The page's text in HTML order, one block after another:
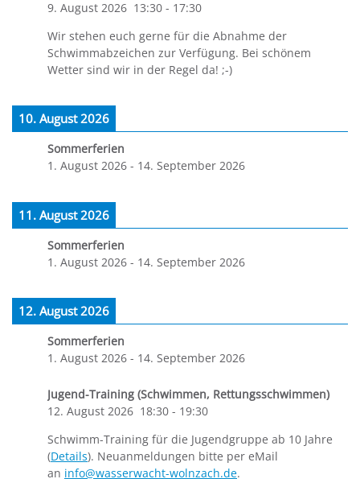
9. August 2026 13:30 - 17:30
Wir stehen euch gerne für die Abnahme der
Schwimmabzeichen zur Verfügung. Bei schönem
Wetter sind wir in der Regel da! ;-)
10. August 2026
Sommerferien
1. August 2026 - 14. September 2026
11. August 2026
Sommerferien
1. August 2026 - 14. September 2026
12. August 2026
Sommerferien
1. August 2026 - 14. September 2026
Jugend-Training (Schwimmen, Rettungsschwimmen)
12. August 2026 18:30 - 19:30
Schwimm-Training für die Jugendgruppe ab 10 Jahre
(Details). Neuanmeldungen bitte per eMail
an info@wasserwacht-wolnzach.de.